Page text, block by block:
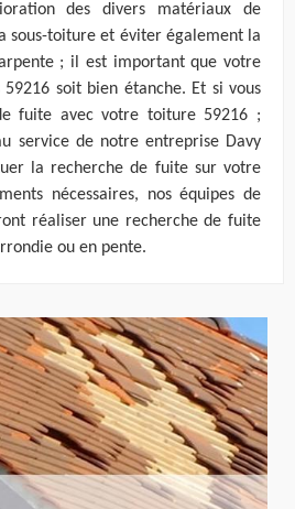
des divers matériaux de
sous-toiture et éviter également la
; il est important que votre
soit bien étanche. Et si vous
fuite avec votre toiture 59216 ;
service de notre entreprise Davy
la recherche de fuite sur votre
nécessaires, nos équipes de
réaliser une recherche de fuite
ou en pente.